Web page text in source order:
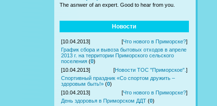
The asnwer of an expert. Good to hear from you.
Новости
[10.04.2013] [Что нового в Приморске?]
График сбора и вывоза бытовых отходов в апреле
2013 г. на территории Приморского сельского
поселения (0)
[10.04.2013]
[Новости ТОС "Приморское". ]
Спортивный праздник «Со спортом дружить –
здоровым быть!» (0)
[10.04.2013]
[Что нового в Приморске?]
День здоровья в Приморском ДДТ (0)